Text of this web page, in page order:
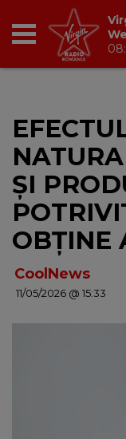
BREAKFAST
TIC TALK
CÂȘTIGĂ
HOT 30
DANCEFLOOR
ȘI
OBȚINE
CoolNews
11/05/2026 @ 15:33